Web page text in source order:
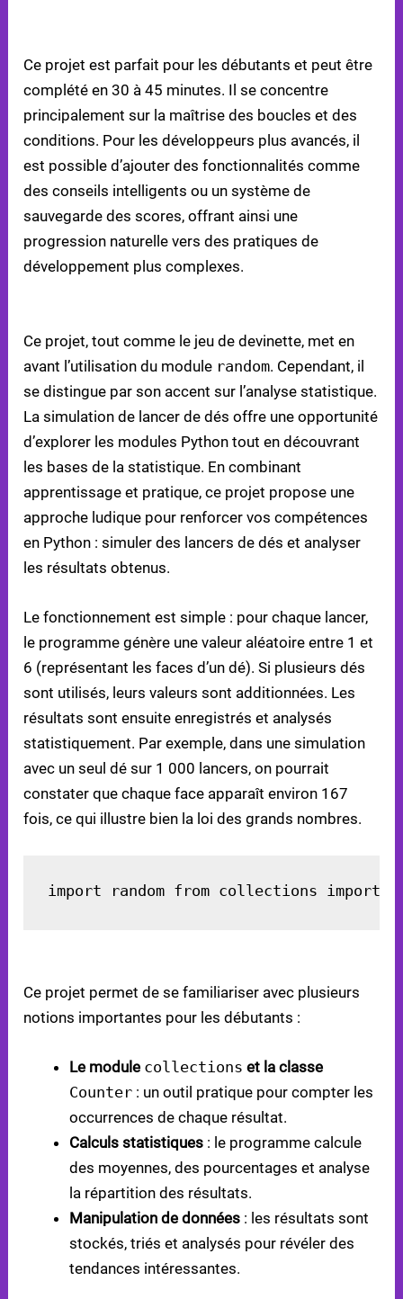
Ce projet est parfait pour les débutants et peut être
complété en 30 à 45 minutes. Il se concentre
principalement sur la maîtrise des boucles et des
conditions. Pour les développeurs plus avancés, il
est possible d’ajouter des fonctionnalités comme
des conseils intelligents ou un système de
sauvegarde des scores, offrant ainsi une
progression naturelle vers des pratiques de
développement plus complexes.
Ce projet, tout comme le jeu de devinette, met en
avant l’utilisation du module random. Cependant, il
se distingue par son accent sur l’analyse statistique.
La simulation de lancer de dés offre une opportunité
d’explorer les modules Python tout en découvrant
les bases de la statistique. En combinant
apprentissage et pratique, ce projet propose une
approche ludique pour renforcer vos compétences
en Python : simuler des lancers de dés et analyser
les résultats obtenus.
Le fonctionnement est simple : pour chaque lancer,
le programme génère une valeur aléatoire entre 1 et
6 (représentant les faces d’un dé). Si plusieurs dés
sont utilisés, leurs valeurs sont additionnées. Les
résultats sont ensuite enregistrés et analysés
statistiquement. Par exemple, dans une simulation
avec un seul dé sur 1 000 lancers, on pourrait
constater que chaque face apparaît environ 167
fois, ce qui illustre bien la loi des grands nombres.
import random from collections
Ce projet permet de se familiariser avec plusieurs
notions importantes pour les débutants :
Le module collections et la classe
Counter : un outil pratique pour compter les
occurrences de chaque résultat.
Calculs statistiques : le programme calcule
des moyennes, des pourcentages et analyse
la répartition des résultats.
Manipulation de données : les résultats sont
stockés, triés et analysés pour révéler des
tendances intéressantes.